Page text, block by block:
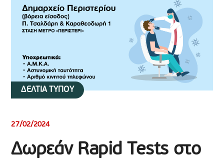
ΔΕΛΤΙΑ ΤΥΠΟΥ
27/02/2024
Δωρεάν Rapid Tests στο